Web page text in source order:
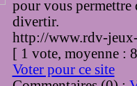
pour vous permettre
divertir.
http://www.rdv-
[ 1 vote, moyenne
Voter pour ce site